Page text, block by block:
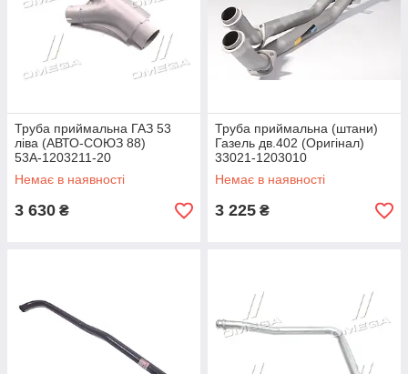
Труба приймальна ГАЗ 53
ліва (АВТО-СОЮЗ 88)
53А-1203211-20
Немає в наявності
3 630 ₴
Труба приймальна (штани)
Газель дв.402 (Оригiнал)
33021-1203010
Немає в наявності
3 225 ₴